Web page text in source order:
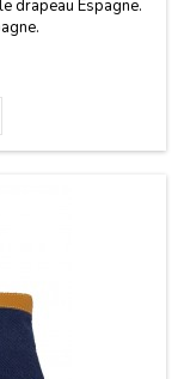
drapeau Espagne.